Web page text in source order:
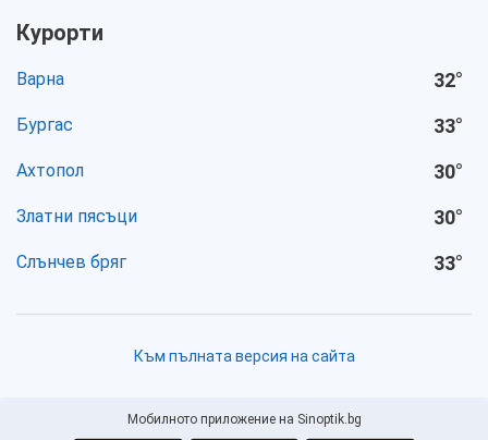
Курорти
Варна 32°
Бургас 33°
Ахтопол 30°
Златни пясъци 30°
Слънчев бряг 33°
Към пълната версия на сайта
Мобилното приложение на Sinoptik.bg